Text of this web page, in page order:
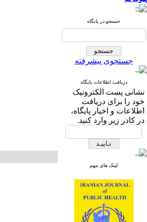
جستجو در پایگاه
جستجوی پیشرفته
دریافت اطلاعات پایگاه
نشانی پست الکترونیک
خود را برای دریافت
اطلاعات و اخبار پایگاه،
در کادر زیر وارد کنید.
لینک های مهم